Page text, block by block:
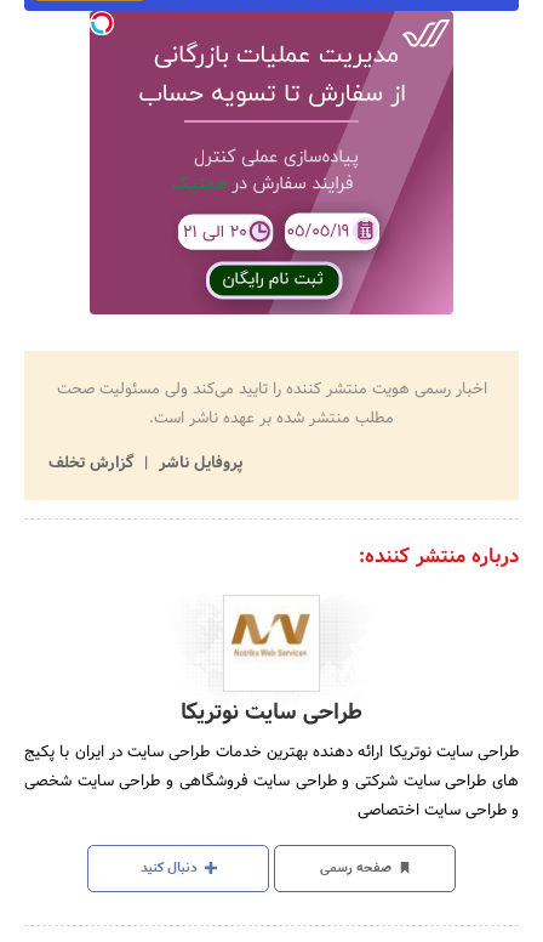
اخبار رسمی هویت منتشر کننده را تایید می‌کند ولی مسئولیت صحت
مطلب منتشر شده بر عهده ناشر است.
پروفایل ناشر
گزارش تخلف
درباره منتشر کننده:
طراحی سایت نوتریکا
طراحی سایت نوتریکا ارائه دهنده بهترین خدمات طراحی سایت در ایران با پکیج
های طراحی سایت شرکتی و طراحی سایت فروشگاهی و طراحی سایت شخصی
و طراحی سایت اختصاصی
صفحه رسمی دنبال کنید